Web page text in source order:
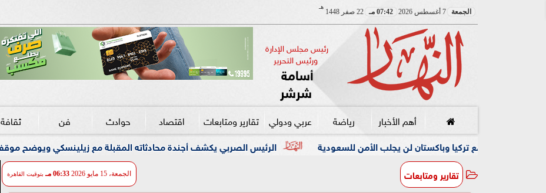
الجمعة 7 أغسطس 2026 07:42 مـ 22 صفر 1448
هـ
رئيس مجلس الإدارة
ورئيس التحرير
أسامة
شرشر
أهم الأخبار رياضة عربي ودولي تقارير ومتابعات اقتصاد حوادث فن ثقافة
الرئيس الصربي يكشف أجندة محادثاته المقبلة مع زيلينسكي ويوضح موقفه من العقوبات ضد روسيا يجلب الأمن للسعودية
تقارير ومتابعات الجمعة، 15 مايو 2026 06:33 مـ بتوقيت القاهرة